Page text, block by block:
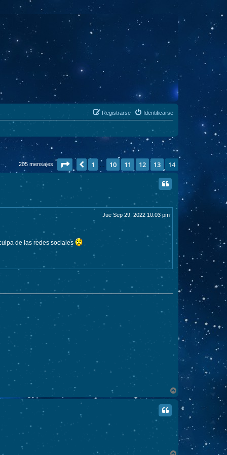
Identificarse
Registrarse
205 mensajes Página14de14
Anterior
1 10 11 12 13 14
Jue Sep 29, 2022 10:03 pm
de las redes sociales
b